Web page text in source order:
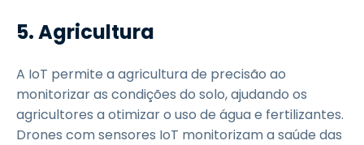
5. Agricultura
A IoT permite a agricultura de precisão ao
monitorizar as condições do solo, ajudando os
agricultores a otimizar o uso de água e fertilizantes.
Drones com sensores IoT monitorizam a saúde das